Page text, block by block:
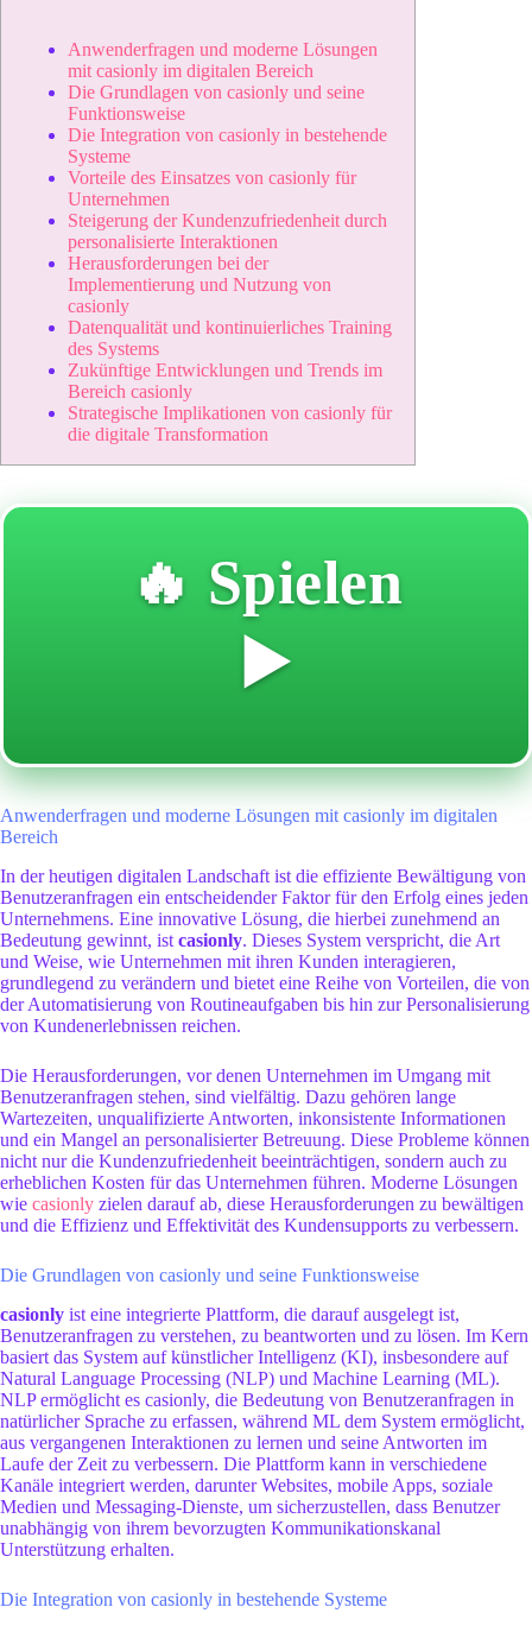
Anwenderfragen und moderne Lösungen
mit casionly im digitalen Bereich
Die Grundlagen von casionly und seine
Funktionsweise
Die Integration von casionly in bestehende
Systeme
Vorteile des Einsatzes von casionly für
Unternehmen
Steigerung der Kundenzufriedenheit durch
personalisierte Interaktionen
Herausforderungen bei der
Implementierung und Nutzung von
casionly
Datenqualität und kontinuierliches Training
des Systems
Zukünftige Entwicklungen und Trends im
Bereich casionly
Strategische Implikationen von casionly für
die digitale Transformation
🔥 Spielen
▶️
Anwenderfragen und moderne Lösungen mit casionly im digitalen
Bereich
In der heutigen digitalen Landschaft ist die effiziente Bewältigung von
Benutzeranfragen ein entscheidender Faktor für den Erfolg eines jeden
Unternehmens. Eine innovative Lösung, die hierbei zunehmend an
Bedeutung gewinnt, ist casionly. Dieses System verspricht, die Art
und Weise, wie Unternehmen mit ihren Kunden interagieren,
grundlegend zu verändern und bietet eine Reihe von Vorteilen, die von
der Automatisierung von Routineaufgaben bis hin zur Personalisierung
von Kundenerlebnissen reichen.
Die Herausforderungen, vor denen Unternehmen im Umgang mit
Benutzeranfragen stehen, sind vielfältig. Dazu gehören lange
Wartezeiten, unqualifizierte Antworten, inkonsistente Informationen
und ein Mangel an personalisierter Betreuung. Diese Probleme können
nicht nur die Kundenzufriedenheit beeinträchtigen, sondern auch zu
erheblichen Kosten für das Unternehmen führen. Moderne Lösungen
wie casionly zielen darauf ab, diese Herausforderungen zu bewältigen
und die Effizienz und Effektivität des Kundensupports zu verbessern.
Die Grundlagen von casionly und seine Funktionsweise
casionly ist eine integrierte Plattform, die darauf ausgelegt ist,
Benutzeranfragen zu verstehen, zu beantworten und zu lösen. Im Kern
basiert das System auf künstlicher Intelligenz (KI), insbesondere auf
Natural Language Processing (NLP) und Machine Learning (ML).
NLP ermöglicht es casionly, die Bedeutung von Benutzeranfragen in
natürlicher Sprache zu erfassen, während ML dem System ermöglicht,
aus vergangenen Interaktionen zu lernen und seine Antworten im
Laufe der Zeit zu verbessern. Die Plattform kann in verschiedene
Kanäle integriert werden, darunter Websites, mobile Apps, soziale
Medien und Messaging-Dienste, um sicherzustellen, dass Benutzer
unabhängig von ihrem bevorzugten Kommunikationskanal
Unterstützung erhalten.
Die Integration von casionly in bestehende Systeme